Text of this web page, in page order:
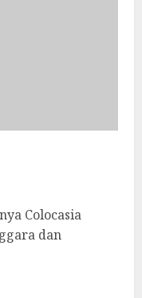
Colocasia
dan